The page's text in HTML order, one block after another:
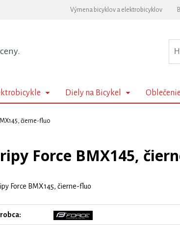
Výmena bicyklov a elektrobicyklov
Diely na Bicykel Oblečenie
čierne-fluo
Force BMX145,
Force BMX145, čierne-fluo